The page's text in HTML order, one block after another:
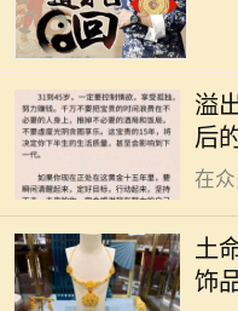
溢
后
在
语
达
在
土
饰
在
根
别
的